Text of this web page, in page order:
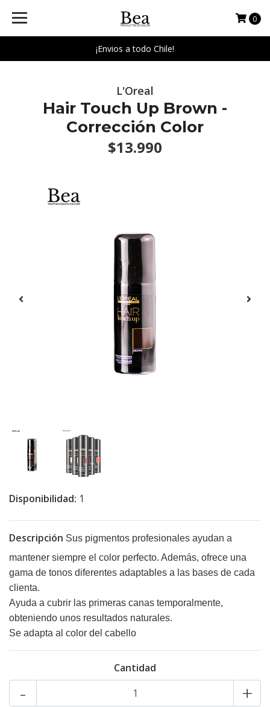
¡Envios a todo Chile!
0
L'Oreal
Hair Touch Up Brown -
Corrección Color
$13.990
Disponibilidad: 1
Descripción Sus pigmentos profesionales ayudan a
mantener siempre el color perfecto. Además, ofrece una
gama de tonos diferentes adaptables a las bases de cada
clienta.
Ayuda a cubrir las primeras canas temporalmente,
obteniendo unos resultados naturales.
Se adapta al color del cabello
Cantidad
+
-